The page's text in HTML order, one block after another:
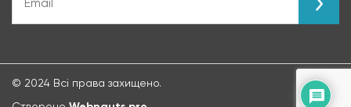
© 2024 Всі права захищено.